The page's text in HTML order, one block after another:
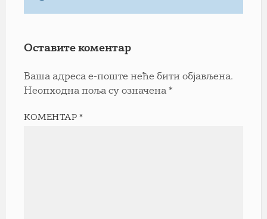
Оставите коментар
Ваша адреса е-поште неће бити објављена.
Неопходна поља су означена *
КОМЕНТАР*